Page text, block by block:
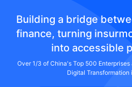
Building a bridge
finance, turning
into accessible
Over 1/3 of China's Top 500
Digital Transformation